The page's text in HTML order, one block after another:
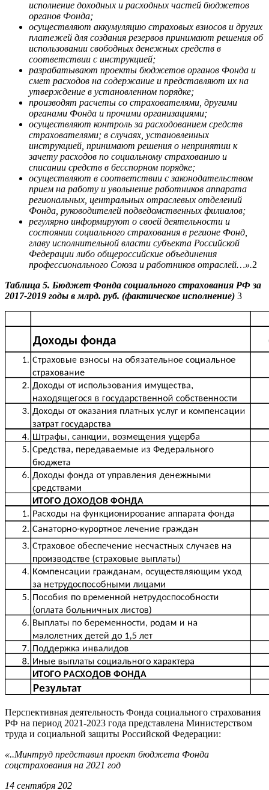
исполнение доходных и расходных частей бюджетов
органов Фонда;
осуществляют аккумуляцию страховых взносов и других
платежей для создания резервов принимают решения об
использовании свободных денежных средств в
соответствии с инструкцией;
разрабатывают проекты бюджетов органов Фонда и
смет расходов на содержание и представляют их на
утверждение в установленном порядке;
производят расчеты со страхователями, другими
органами Фонда и прочими организациями;
осуществляют контроль за расходованием средств
страхователями; в случаях, установленных
инструкцией, принимают решения о непринятии к
зачету расходов по социальному страхованию и
списании средств в бесспорном порядке;
осуществляют в соответствии с законодательством
прием на работу и увольнение работников аппарата
региональных, центральных отраслевых отделений
Фонда, руководителей подведомственных филиалов;
регулярно информируют о своей деятельности и
состоянии социального страхования в регионе Фонд,
главу исполнительной власти субъекта Российской
Федерации либо общероссийские объединения
профессионального Союза и работников отраслей…».2
Таблица 5. Бюджет Фонда социального страхования РФ за
2017-2019 годы в млрд. руб. (фактическое исполнение) 3
Перспективная деятельность Фонда социального страхования
РФ на период 2021-2023 года представлена Министерством
труда и социальной защиты Российской Федерации:
«..Минтруд представил проект бюджета Фонда
соцстрахования на 2021 год
14 сентября 202